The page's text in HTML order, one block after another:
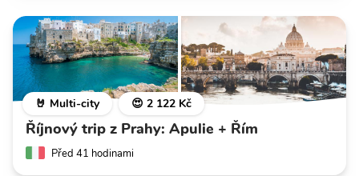
🤘 Multi-city 😍 2 122 Kč
Říjnový trip z Prahy: Apulie + Řím
Před 41 hodinami